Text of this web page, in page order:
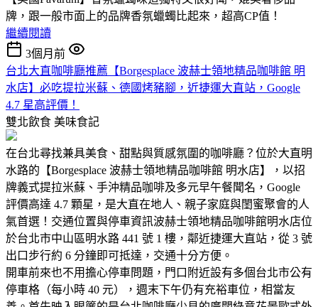
牌，跟一般市面上的品牌香氛蠟蠋比起來，超高CP值！
繼續閱讀
3個月前
台北大直咖啡廳推薦【Borgesplace 波赫士領地精品咖啡館 明
水店】必吃提拉米蘇、德國烤豬腳，近捷運大直站，Google
4.7 星高評價！
雙北飲食 美味食記
在台北尋找兼具美食、甜點與質感氛圍的咖啡廳？位於大直明
水路的【Borgesplace 波赫士領地精品咖啡館 明水店】，以招
牌義式提拉米蘇、手沖精品咖啡及多元早午餐聞名，Google
評價高達 4.7 顆星，是大直在地人、親子家庭與閨蜜聚會的人
氣首選！交通位置與停車資訊波赫士領地精品咖啡館明水店位
於台北市中山區明水路 441 號 1 樓，鄰近捷運大直站，從 3 號
出口步行約 6 分鐘即可抵達，交通十分方便。
開車前來也不用擔心停車問題，門口附近設有多個台北市公有
停車格（每小時 40 元），週末下午仍有充裕車位，相當友